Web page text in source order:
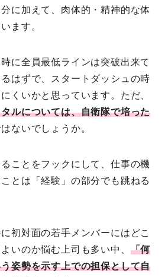
に加えて、肉体的・精神的な体
ます。
時に全員最低ラインは突破出来て
はずで、スタートダッシュの時
くいかと思っています。ただ、
ルについては、自衛隊で培った
ないでしょうか。
ことをフックにして、仕事の機
とは「経験」の部分でも跳ねる
初対面の若手メンバーにはどこ
いのか悩む上司も多い中、 「何
姿勢を示す上での担保として自